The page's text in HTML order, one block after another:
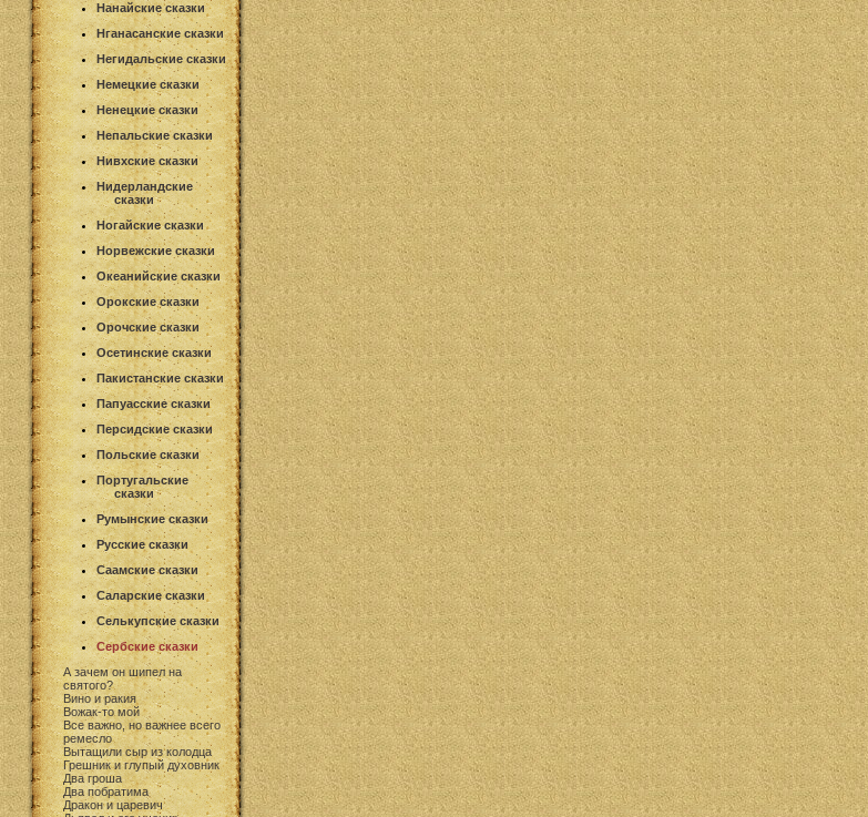
Нанайские сказки
Нганасанские сказки
Негидальские сказки
Немецкие сказки
Ненецкие сказки
Непальские сказки
Нивхские сказки
Нидерландские
сказки
Ногайские сказки
Норвежские сказки
Океанийские сказки
Орокские сказки
Орочские сказки
Осетинские сказки
Пакистанские сказки
Папуасские сказки
Персидские сказки
Польские сказки
Португальские
сказки
Румынские сказки
Русские сказки
Саамские сказки
Саларские сказки
Селькупские сказки
Сербские сказки
А зачем он шипел на
святого?
Вино и ракия
Вожак-то мой
Все важно, но важнее всего
ремесло
Вытащили сыр из колодца
Грешник и глупый духовник
Два гроша
Два побратима
Дракон и царевич